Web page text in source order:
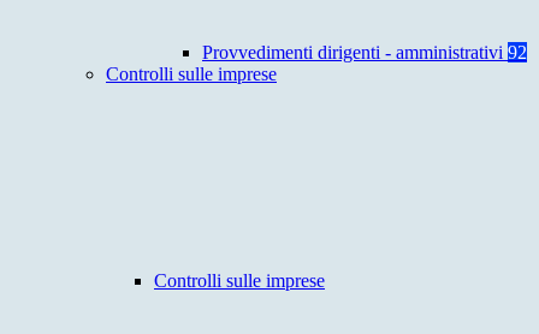
Provvedimenti dirigenti - amministrativi 92
Controlli sulle imprese
Controlli sulle imprese